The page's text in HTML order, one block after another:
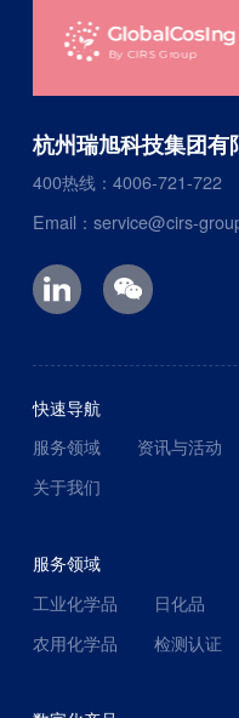
杭州瑞旭科技集团有
400热线：4006-721-722
Email：service@cirs-
快速导航
服务领域
资讯与活动
关于我们
服务领域
工业化学品
日化品
农用化学品
检测认证